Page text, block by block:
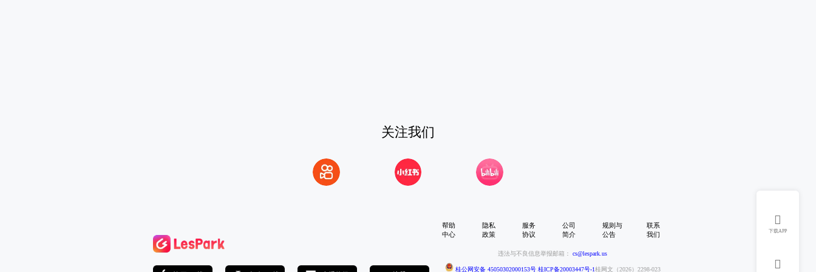

下载APP

关注我们
帮助
中心
隐私
政策
服务
协议
公司
简介
规则与
公告
联系
我们
违法与不良信息举报邮箱： cs@lespark.us
桂公网安备 45050302000153号桂ICP备20003447号-1桂网文（2026）2298-023